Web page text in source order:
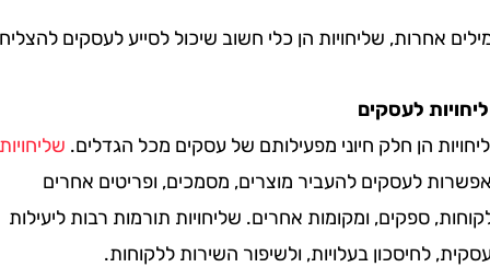
אחרות, שליחויות הן כלי חשוב שיכול לסייע לעסקים להצליח.
לעסקים
הן חלק חיוני מפעילותם של עסקים מכל הגדלים.שליחויות
לעסקים להעביר מוצרים, מסמכים, ופריטים אחרים
ספקים, ומקומות אחרים. שליחויות תורמות רבות ליעילות
לחיסכון בעלויות, ולשיפור השירות ללקוחות.